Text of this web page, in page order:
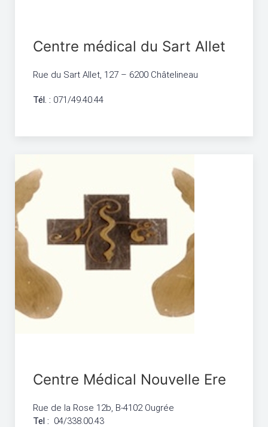
Centre médical du Sart Allet
Rue du Sart Allet, 127 – 6200 Châtelineau
Tél. : 071/49.40.44
Centre Médical Nouvelle Ere
Rue de la Rose 12b, B-4102 Ougrée
Tel : 04/338.00.43